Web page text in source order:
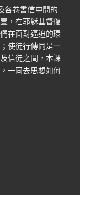
各卷書信中間的
，在耶穌基督復
在面對逼迫的環
使徒行傳同是一
信徒之間，本課
一同去思想如何